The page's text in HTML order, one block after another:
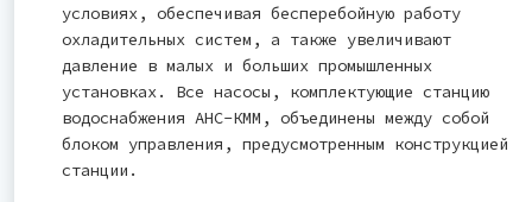
условиях, обеспечивая бесперебойную работу
охладительных систем, а также увеличивают
давление в малых и больших промышленных
установках. Все насосы, комплектующие станцию
водоснабжения АНС-КММ, объединены между собой
блоком управления, предусмотренным конструкцией
станции.